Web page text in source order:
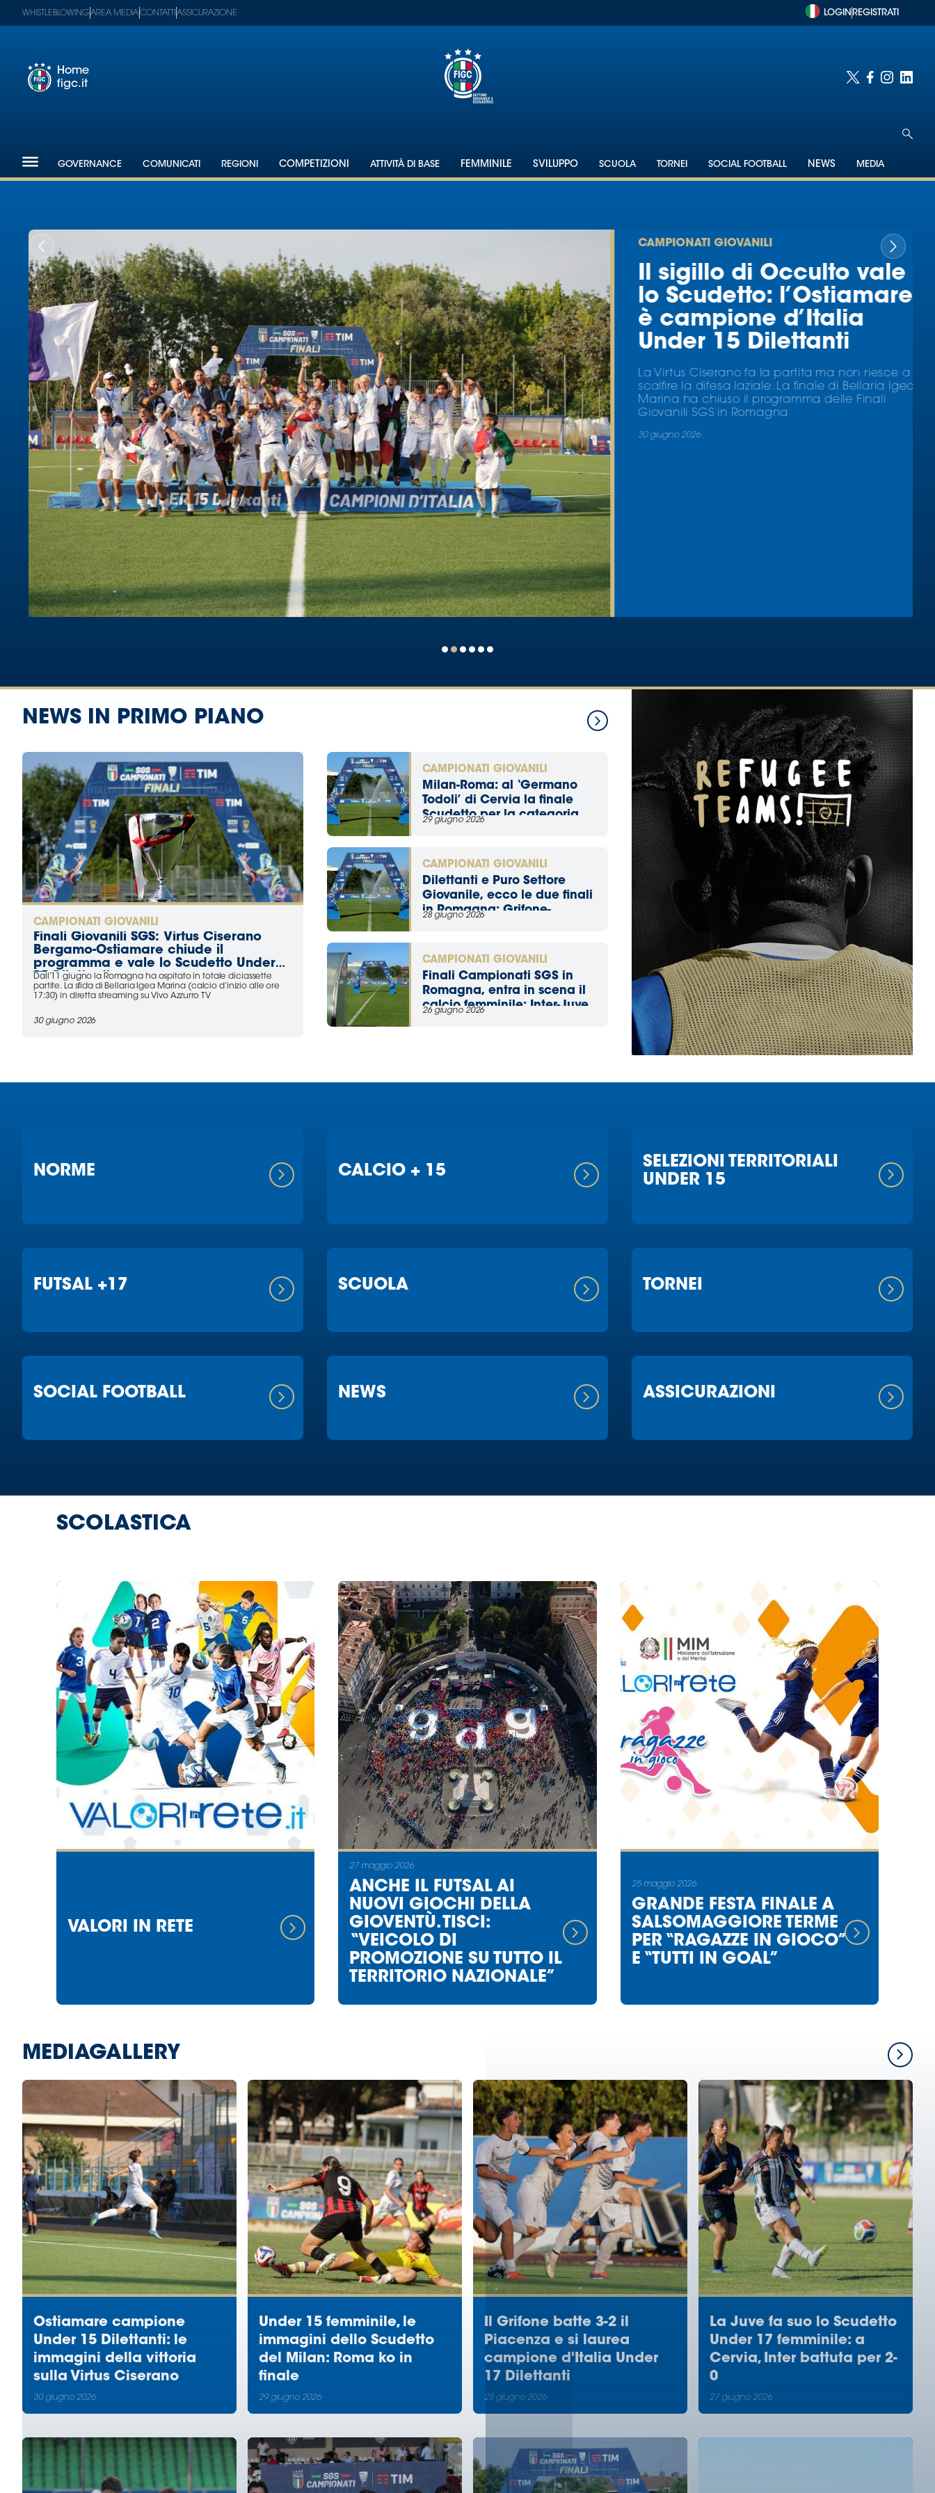
Nazionali
Paralimpico
Serie
Women
Serie
Femminile
Calcio
Shop
partner
delle
Cerca
Whistleblowing
Contatti
Assicurazione
Social media
WHISTLEBLOWINGAREA MEDIACONTATTI ASSICURAZIONE LOGIN REGISTRATI
Home
figc.it
GOVERNANCE COMUNICATI REGIONI COMPETIZIONI ATTIVITÀ DI BASE FEMMINILE SVILUPPO SCUOLA TORNEI SOCIAL FOOTBALL NEWS MEDIA
CAMPIONATI GIOVANILI
Il sigillo di Occulto vale
lo Scudetto: l’Ostiamare
è campione d’Italia
Under 15 Dilettanti
La Virtus Ciserano fa la partita ma non riesce a
scalfire la difesa laziale. La finale di Bellaria Igea
Marina ha chiuso il programma delle Finali
Giovanili SGS in Romagna
30 giugno 2026
NEWS IN PRIMO PIANO
CAMPIONATI GIOVANILI
Finali Giovanili SGS: Virtus Ciserano
Bergamo-Ostiamare chiude il
programma e vale lo Scudetto Under
15 Dilettanti
Dall’11 giugno la Romagna ha ospitato in totale diciassette
partite. La sfida di Bellaria Igea Marina (calcio d’inizio alle ore
17:30) in diretta streaming su Vivo Azzurro TV
30 giugno 2026
CAMPIONATI GIOVANILI
Milan-Roma: al ‘Germano
Todoli’ di Cervia la finale
Scudetto per la categoria
29 giugno 2026
CAMPIONATI GIOVANILI
Dilettanti e Puro Settore
Giovanile, ecco le due finali
in Romagna: Grifone-
28 giugno 2026
CAMPIONATI GIOVANILI
Finali Campionati SGS in
Romagna, entra in scena il
calcio femminile: Inter-Juve
26 giugno 2026
NORME CALCIO + 15
SELEZIONI TERRITORIALI
UNDER 15
FUTSAL +17 SCUOLA TORNEI
SOCIAL FOOTBALL NEWS ASSICURAZIONI
SCOLASTICA
VALORI IN RETE
ANCHE IL FUTSAL AI
NUOVI GIOCHI DELLA
GIOVENTÙ. TISCI:
“VEICOLO DI
PROMOZIONE SU TUTTO IL
TERRITORIO NAZIONALE”
27 maggio 2026
GRANDE FESTA FINALE A
SALSOMAGGIORE TERME
PER “RAGAZZE IN GIOCO”
E “TUTTI IN GOAL”
25 maggio 2026
MEDIAGALLERY
Ostiamare campione
Under 15 Dilettanti: le
immagini della vittoria
sulla Virtus Ciserano
30 giugno 2026
Under 15 femminile, le
immagini dello Scudetto
del Milan: Roma ko in
finale
29 giugno 2026
Il Grifone batte 3-2 il
Piacenza e si laurea
campione d'Italia Under
17 Dilettanti
28 giugno 2026
La Juve fa suo lo Scudetto
Under 17 femminile: a
Cervia, Inter battuta per 2-
0
27 giugno 2026